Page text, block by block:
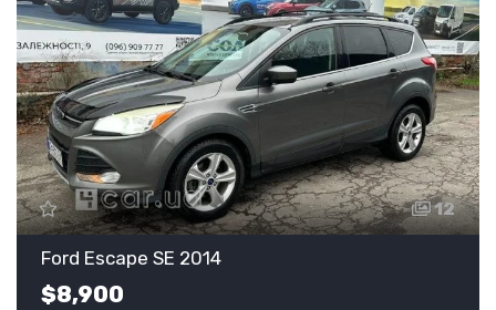
12
Ford Escape SE 2014
$8,900